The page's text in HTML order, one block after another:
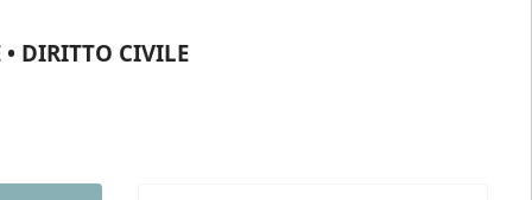
DIRITTO CIVILE